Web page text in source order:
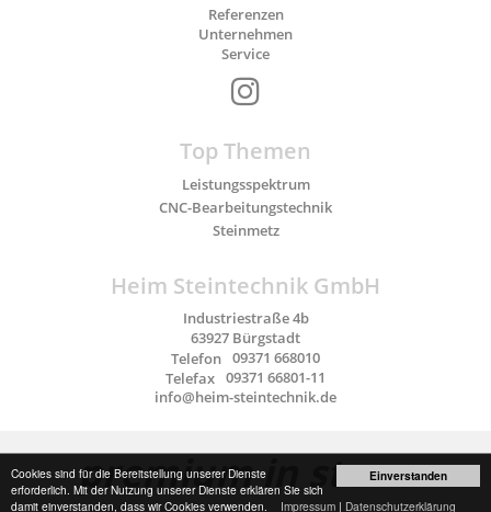
Einverstanden
Cookies sind für die Bereitstellung unserer Dienste
erforderlich. Mit der Nutzung unserer Dienste erklären Sie sich
damit einverstanden, dass wir Cookies verwenden. Impressum | Datenschutzerklärung
Referenzen
Unternehmen
Service
Top Themen
Leistungsspektrum
CNC-Bearbeitungstechnik
Steinmetz
Heim Steintechnik GmbH
Industriestraße 4b
63927 Bürgstadt
Telefon 09371 668010
Telefax 09371 66801-11
info@heim-steintechnik.de
premium in stone